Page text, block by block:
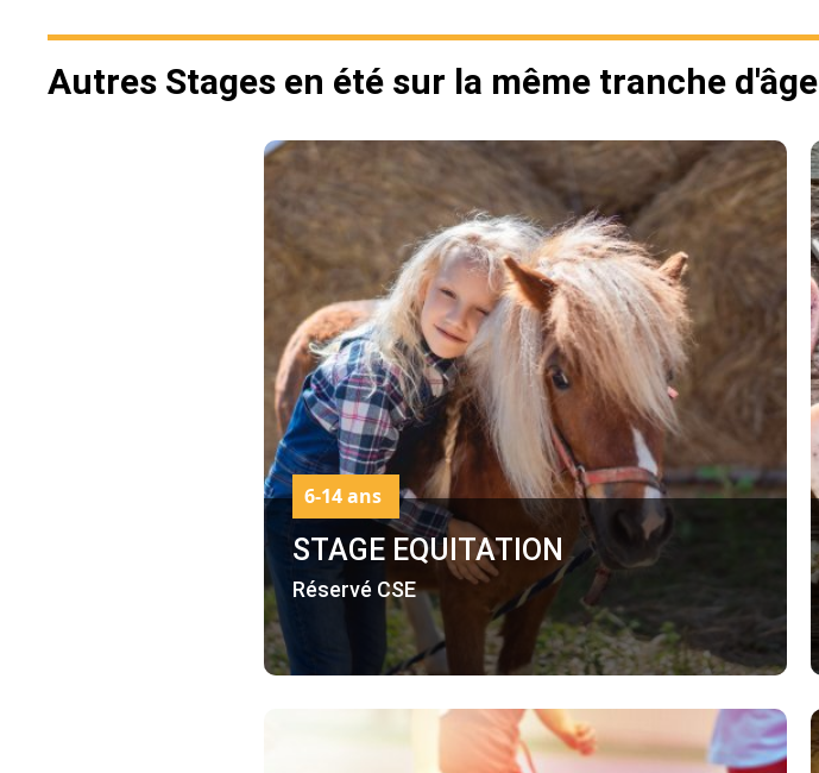
Autres Stages en été sur la même tranche d'âge
STAGE EQUITATION
Réservé CSE
6-14 ans